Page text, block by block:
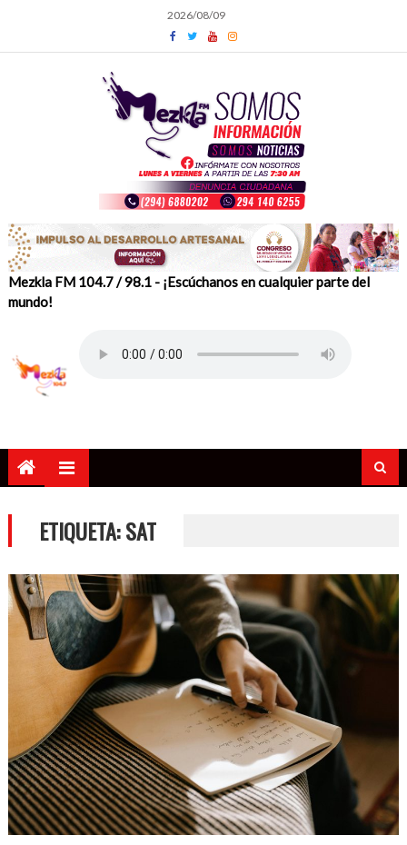
content
2026/08/09
Mezkla FM 104.7 / 98.1 - ¡Escúchanos en cualquier parte del
mundo!
ETIQUETA:SAT